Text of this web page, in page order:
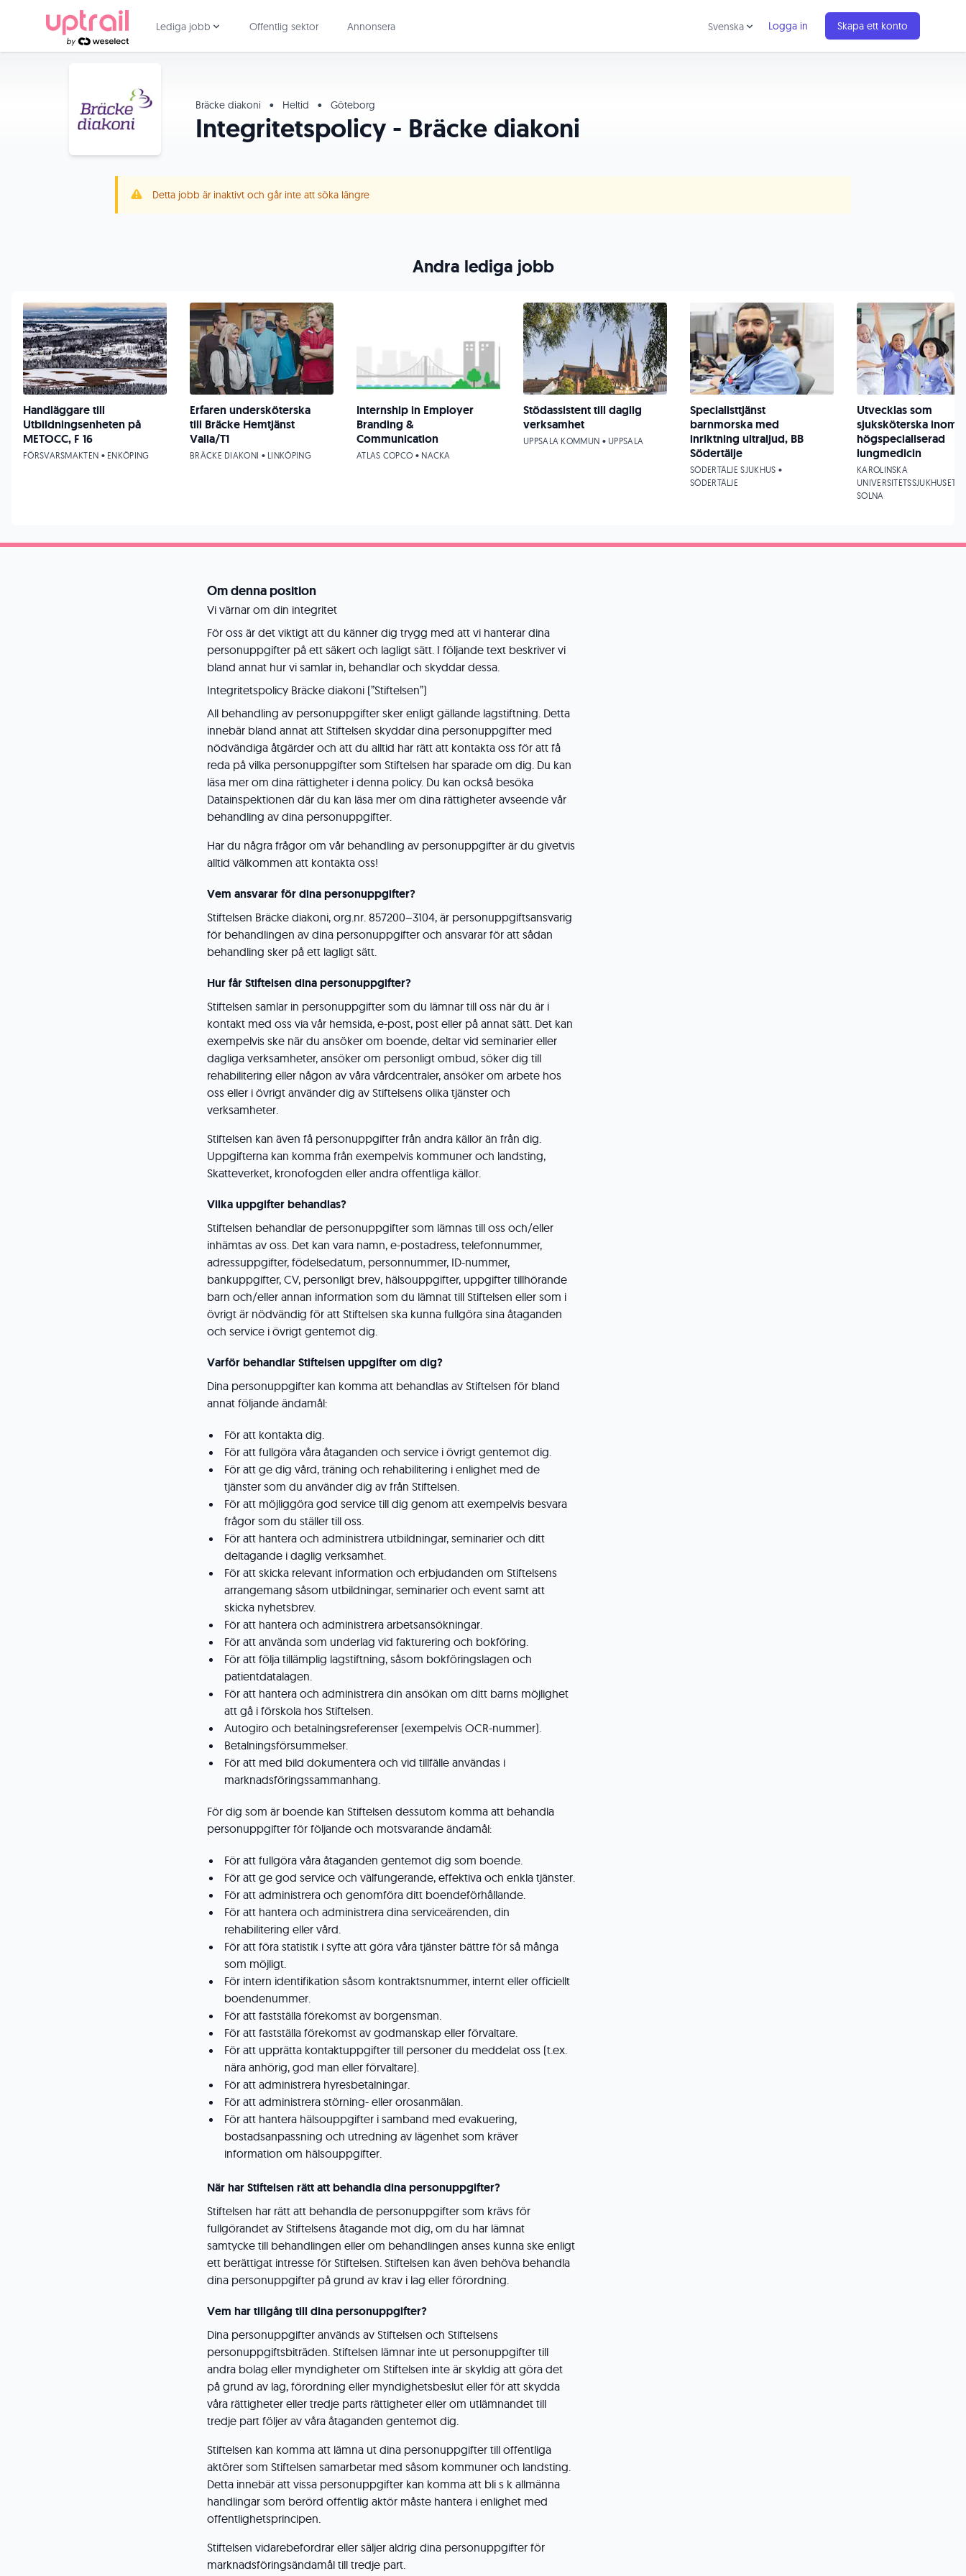
Lediga jobb Offentlig sektor Annonsera Svenska Logga in Skapa ett konto
Bräcke diakoni • Heltid • Göteborg
Integritetspolicy - Bräcke diakoni
Detta jobb är inaktivt och går inte att söka längre
Om denna position
Vi värnar om din integritet
För oss är det viktigt att du känner dig trygg med att vi hanterar dina
personuppgifter på ett säkert och lagligt sätt. I följande text beskriver vi
bland annat hur vi samlar in, behandlar och skyddar dessa.
Integritetspolicy Bräcke diakoni (”Stiftelsen”)
All behandling av personuppgifter sker enligt gällande lagstiftning. Detta
innebär bland annat att Stiftelsen skyddar dina personuppgifter med
nödvändiga åtgärder och att du alltid har rätt att kontakta oss för att få
reda på vilka personuppgifter som Stiftelsen har sparade om dig. Du kan
läsa mer om dina rättigheter i denna policy. Du kan också besöka
Datainspektionen där du kan läsa mer om dina rättigheter avseende vår
behandling av dina personuppgifter.
Har du några frågor om vår behandling av personuppgifter är du givetvis
alltid välkommen att kontakta oss!
Vem ansvarar för dina personuppgifter?
Stiftelsen Bräcke diakoni, org.nr. 857200–3104, är personuppgiftsansvarig
för behandlingen av dina personuppgifter och ansvarar för att sådan
behandling sker på ett lagligt sätt.
Hur får Stiftelsen dina personuppgifter?
Stiftelsen samlar in personuppgifter som du lämnar till oss när du är i
kontakt med oss via vår hemsida, e-post, post eller på annat sätt. Det kan
exempelvis ske när du ansöker om boende, deltar vid seminarier eller
dagliga verksamheter, ansöker om personligt ombud, söker dig till
rehabilitering eller någon av våra vårdcentraler, ansöker om arbete hos
oss eller i övrigt använder dig av Stiftelsens olika tjänster och
verksamheter.
Stiftelsen kan även få personuppgifter från andra källor än från dig.
Uppgifterna kan komma från exempelvis kommuner och landsting,
Skatteverket, kronofogden eller andra offentliga källor.
Vilka uppgifter behandlas?
Stiftelsen behandlar de personuppgifter som lämnas till oss och/eller
inhämtas av oss. Det kan vara namn, e-postadress, telefonnummer,
adressuppgifter, födelsedatum, personnummer, ID-nummer,
bankuppgifter, CV, personligt brev, hälsouppgifter, uppgifter tillhörande
barn och/eller annan information som du lämnat till Stiftelsen eller som i
övrigt är nödvändig för att Stiftelsen ska kunna fullgöra sina åtaganden
och service i övrigt gentemot dig.
Varför behandlar Stiftelsen uppgifter om dig?
Dina personuppgifter kan komma att behandlas av Stiftelsen för bland
annat följande ändamål:
För att kontakta dig.
För att fullgöra våra åtaganden och service i övrigt gentemot dig.
För att ge dig vård, träning och rehabilitering i enlighet med de
tjänster som du använder dig av från Stiftelsen.
För att möjliggöra god service till dig genom att exempelvis besvara
frågor som du ställer till oss.
För att hantera och administrera utbildningar, seminarier och ditt
deltagande i daglig verksamhet.
För att skicka relevant information och erbjudanden om Stiftelsens
arrangemang såsom utbildningar, seminarier och event samt att
skicka nyhetsbrev.
För att hantera och administrera arbetsansökningar.
För att använda som underlag vid fakturering och bokföring.
För att följa tillämplig lagstiftning, såsom bokföringslagen och
patientdatalagen.
För att hantera och administrera din ansökan om ditt barns möjlighet
att gå i förskola hos Stiftelsen.
Autogiro och betalningsreferenser (exempelvis OCR-nummer).
Betalningsförsummelser.
För att med bild dokumentera och vid tillfälle användas i
marknadsföringssammanhang.
För dig som är boende kan Stiftelsen dessutom komma att behandla
personuppgifter för följande och motsvarande ändamål:
För att fullgöra våra åtaganden gentemot dig som boende.
För att ge god service och välfungerande, effektiva och enkla tjänster.
För att administrera och genomföra ditt boendeförhållande.
För att hantera och administrera dina serviceärenden, din
rehabilitering eller vård.
För att föra statistik i syfte att göra våra tjänster bättre för så många
som möjligt.
För intern identifikation såsom kontraktsnummer, internt eller officiellt
boendenummer.
För att fastställa förekomst av borgensman.
För att fastställa förekomst av godmanskap eller förvaltare.
För att upprätta kontaktuppgifter till personer du meddelat oss (t.ex.
nära anhörig, god man eller förvaltare).
För att administrera hyresbetalningar.
För att administrera störning- eller orosanmälan.
För att hantera hälsouppgifter i samband med evakuering,
bostadsanpassning och utredning av lägenhet som kräver
information om hälsouppgifter.
När har Stiftelsen rätt att behandla dina personuppgifter?
Stiftelsen har rätt att behandla de personuppgifter som krävs för
fullgörandet av Stiftelsens åtagande mot dig, om du har lämnat
samtycke till behandlingen eller om behandlingen anses kunna ske enligt
ett berättigat intresse för Stiftelsen. Stiftelsen kan även behöva behandla
dina personuppgifter på grund av krav i lag eller förordning.
Vem har tillgång till dina personuppgifter?
Dina personuppgifter används av Stiftelsen och Stiftelsens
personuppgiftsbiträden. Stiftelsen lämnar inte ut personuppgifter till
andra bolag eller myndigheter om Stiftelsen inte är skyldig att göra det
på grund av lag, förordning eller myndighetsbeslut eller för att skydda
våra rättigheter eller tredje parts rättigheter eller om utlämnandet till
tredje part följer av våra åtaganden gentemot dig.
Stiftelsen kan komma att lämna ut dina personuppgifter till offentliga
aktörer som Stiftelsen samarbetar med såsom kommuner och landsting.
Detta innebär att vissa personuppgifter kan komma att bli s k allmänna
handlingar som berörd offentlig aktör måste hantera i enlighet med
offentlighetsprincipen.
Stiftelsen vidarebefordrar eller säljer aldrig dina personuppgifter för
marknadsföringsändamål till tredje part.
Andra lediga jobb
Handläggare till
Utbildningsenheten på
METOCC, F 16
FÖRSVARSMAKTEN • ENKÖPING
Erfaren undersköterska
till Bräcke Hemtjänst
Valla/T1
BRÄCKE DIAKONI • LINKÖPING
Internship in Employer
Branding &
Communication
ATLAS COPCO • NACKA
Stödassistent till daglig
verksamhet
UPPSALA KOMMUN • UPPSALA
Specialisttjänst
barnmorska med
inriktning ultraljud, BB
Södertälje
SÖDERTÄLJE SJUKHUS •
SÖDERTÄLJE
Utvecklas som
sjuksköterska inom
högspecialiserad
lungmedicin
KAROLINSKA
UNIVERSITETSSJUKHUSET •
SOLNA